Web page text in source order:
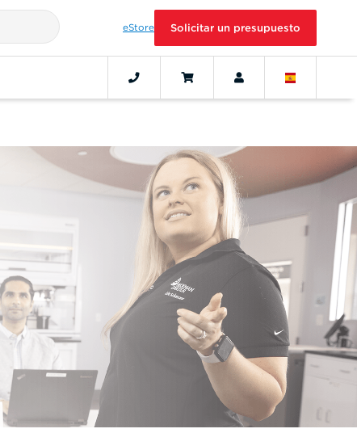
eStore Solicitar un presupuesto